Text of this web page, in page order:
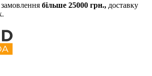
більше 25000 грн., доставку